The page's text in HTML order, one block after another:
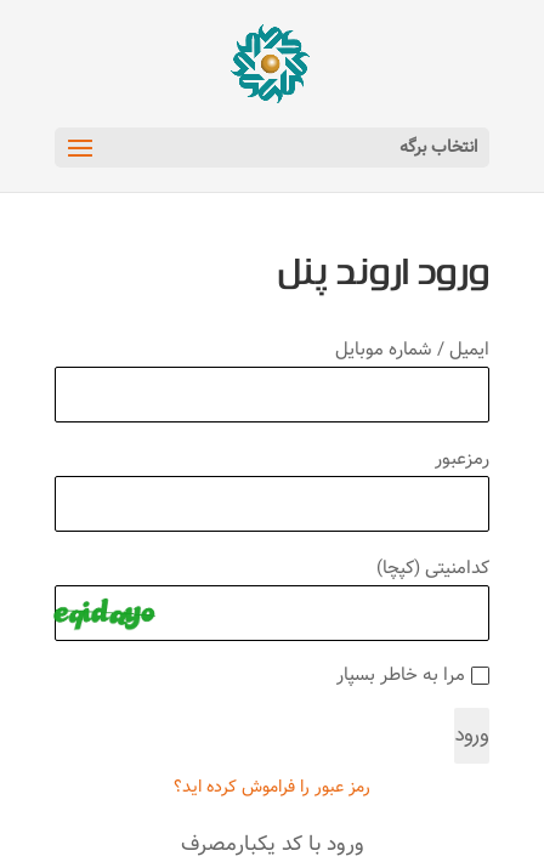
انتخاب برگه
ورود اروند پنل
ایمیل / شماره موبایل
رمزعبور
کدامنیتی (کپچا)
مرا به خاطر بسپار
ورود
رمز عبور را فراموش کرده اید؟
ورود با کد یکبارمصرف